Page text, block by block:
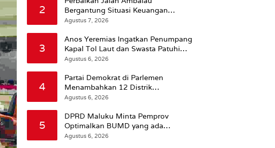
2
Bergantung Situasi Keuangan
Pemprov Maluku
Agustus 7, 2026
3
Anos Yeremias Ingatkan Penumpang
Kapal Tol Laut dan Swasta Patuhi
Peringatan BMKG
Agustus 6, 2026
4
Partai Demokrat di Parlemen
Menambahkan 12 Distrik
Pendukung Trump
Agustus 6, 2026
5
DPRD Maluku Minta Pemprov
Optimalkan BUMD yang ada
Ketimbang Menambah Baru
Agustus 6, 2026